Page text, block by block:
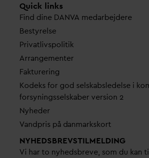
Quick links
Find dine DANVA medarbejdere
Bestyrelse
Privatlivspolitik
Arrangementer
Fakturering
Kodeks for god selskabsledelse i
forsyningsselskaber version 2
Nyheder
Vandpris på danmarkskort
NYHEDSBREVS­TILMELDING
Vi har to nyhedsbreve, som du kan